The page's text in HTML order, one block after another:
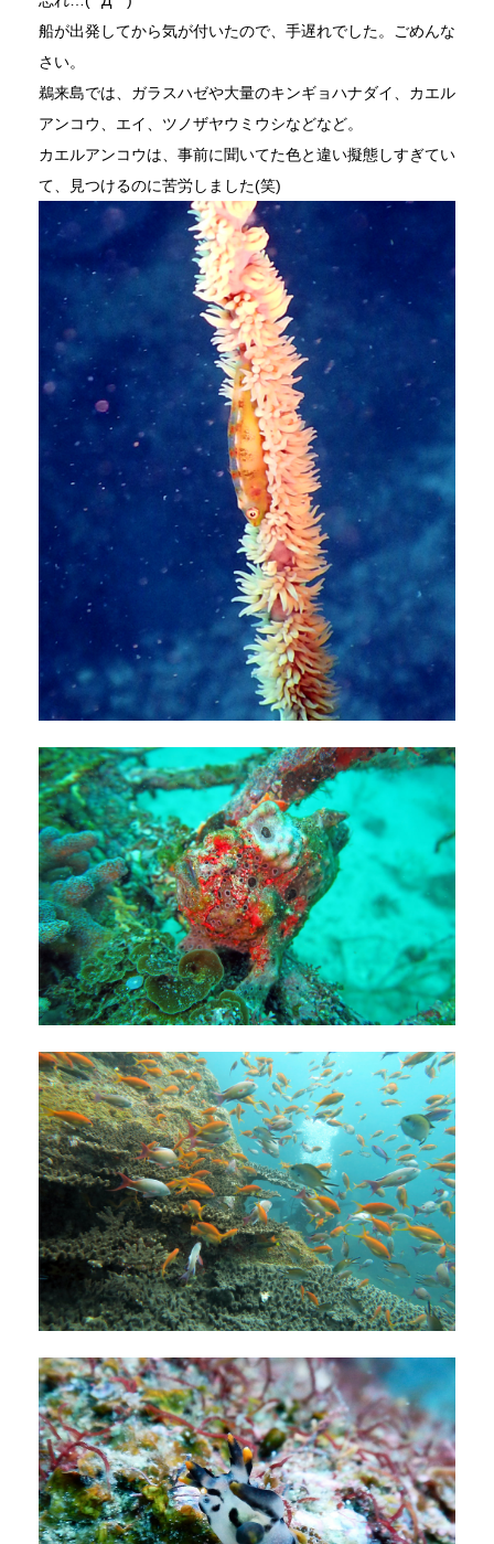
船が出発してから気が付いたので、手遅れでした。ごめんな
さい。
鵜来島では、ガラスハゼや大量のキンギョハナダイ、カエル
アンコウ、エイ、ツノザヤウミウシなどなど。
カエルアンコウは、事前に聞いてた色と違い擬態しすぎてい
て、見つけるのに苦労しました(笑)